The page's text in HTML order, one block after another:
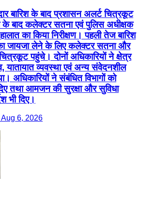
बारिश के बाद प्रशासन अलर्ट चित्रकूट
के बाद कलेक्टर सतना एवं पुलिस अधीक्षक
का किया निरीक्षण। पहली तेज बारिश
जायजा लेने के लिए कलेक्टर सतना और
पहुंचे। दोनों अधिकारियों ने क्षेत्र
व्यवस्था एवं अन्य संवेदनशील
अधिकारियों ने संबंधित विभागों को
तथा आमजन की सुरक्षा और सुविधा
भी दिए।
6, 2026